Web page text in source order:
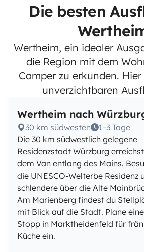
Die besten
Wertheim, ein idealer
die Region mit dem
Camper zu erkunden.
unverzichtbaren
Wertheim nach
30 km südwesten
1–3 Tage
Die 30 km südwestlich gelegene
Residenzstadt Würzburg
dem Van entlang des Mains.
die UNESCO-Welterbe Residenz
schlendere über die Alte
Am Marienberg findest du
mit Blick auf die Stadt. Plane
Stopp in Marktheidenfeld für
Küche ein.